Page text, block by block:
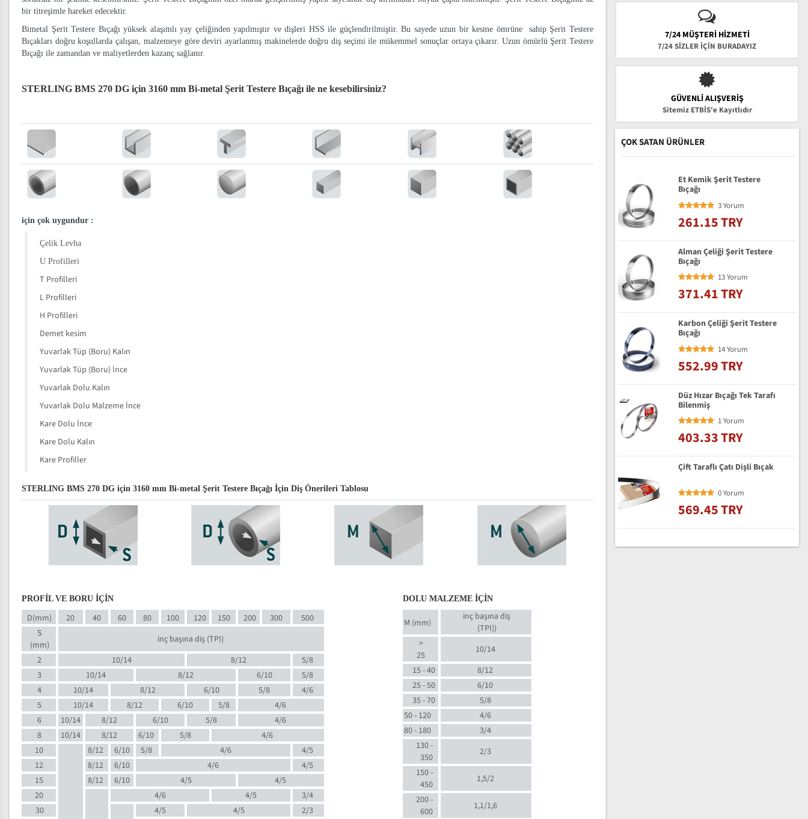
bir titreşimle hareket edecektir.
Bimetal Şerit Testere Bıçağı yüksek alaşımlı yay çeliğinden yapılmıştır ve dişleri HSS ile güçlendirilmiştir. Bu sayede uzun bir kesme ömrüne sahip Şerit Testere
Bıçakları doğru koşullarda çalışan, malzemeye göre deviri ayarlanmış makinelerde doğru diş seçimi ile mükemmel sonuçlar ortaya çıkarır. Uzun ömürlü Şerit Testere
Bıçağı ile zamandan ve maliyetlerden kazanç sağlanır.
STERLING BMS 270 DG için 3160 mm Bi-metal Şerit Testere Bıçağı ile ne kesebilirsiniz?
için çok uygundur :
Çelik Levha
U Profilleri
T Profilleri
L Profilleri
H Profilleri
Demet kesim
Yuvarlak Tüp (Boru) Kalın
Yuvarlak Tüp (Boru) İnce
Yuvarlak Dolu Kalın
Yuvarlak Dolu Malzeme İnce
Kare Dolu İnce
Kare Dolu Kalın
Kare Profiller
STERLING BMS 270 DG için 3160 mm Bi-metal Şerit Testere Bıçağı İçin Diş Önerileri Tablosu
PROFİL VE BORU İÇİN
D(mm) 20 40 60 80 100 120 150 200 300
500
S
(mm)
inç başına diş (TPI)
2
10/14 8/12
5/8
3
10/14 8/12 6/10
5/8
4
10/14 8/12 6/10 5/8
4/6
5
10/14 8/12 6/10 5/8
4/6
6
10/14 8/12 6/10 5/8
4/6
8
10/14 8/12 6/10 5/8
4/6
10
8/12 6/10 5/8 4/6
4/5
12
8/12 6/10 4/6
4/5
15
8/12 6/10 4/5
4/5
20
4/6 4/5
3/4
30
4/5 4/5
2/3
DOLU MALZEME İÇİN
M (mm)
inç başına diş
(TPI))
>
25
10/14
15 - 40
8/12
25 - 50
6/10
35 - 70
5/8
50 - 120
4/6
80 - 180
3/4
130 -
350
2/3
150 -
450
1,5/2
200 -
600
1,1/1,6
7/24 MÜŞTERİ HİZMETİ
7/24 SİZLER İÇİN BURADAYIZ
GÜVENLI ALIŞVERIŞ
Sitemiz ETBİS'e Kayıtlıdır
ÇOK SATAN ÜRÜNLER
Et Kemik Şerit Testere
Bıçağı
3 Yorum
261.15 TRY
Alman Çeliği Şerit Testere
Bıçağı
13 Yorum
371.41 TRY
Karbon Çeliği Şerit Testere
Bıçağı
14 Yorum
552.99 TRY
Düz Hızar Bıçağı Tek Tarafı
Bilenmiş
1 Yorum
403.33 TRY
Çift Taraflı Çatı Dişli Bıçak
0 Yorum
569.45 TRY